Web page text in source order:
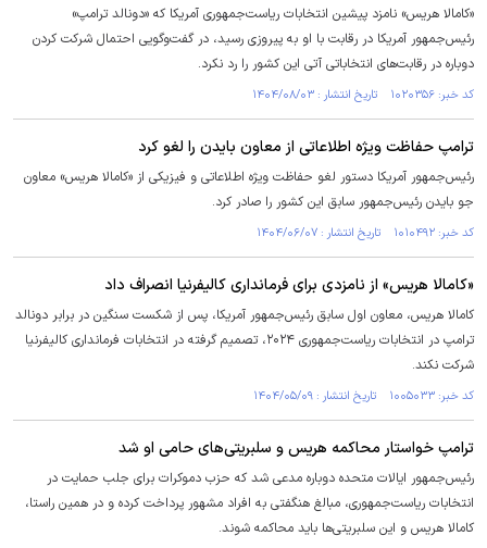
«کامالا هریس» نامزد پیشین انتخابات ریاست‌جمهوری آمریکا که «دونالد ترامپ»
رئیس‌جمهور آمریکا در رقابت با او به پیروزی رسید، در گفت‌وگویی احتمال شرکت کردن
دوباره در رقابت‌های انتخاباتی آتی این کشور را رد نکرد.
کد خبر: ۱۰۲۰۳۵۶ تاریخ انتشار : ۱۴۰۴/۰۸/۰۳
ترامپ حفاظت ویژه اطلاعاتی از معاون بایدن را لغو کرد
رئیس‌جمهور آمریکا دستور لغو حفاظت ویژه اطلاعاتی و فیزیکی از «کامالا هریس» معاون
جو بایدن رئیس‌جمهور سابق این کشور را صادر کرد.
کد خبر: ۱۰۱۰۴۹۲ تاریخ انتشار : ۱۴۰۴/۰۶/۰۷
«کامالا هریس» از نامزدی برای فرمانداری کالیفرنیا انصراف داد
کامالا هریس، معاون اول سابق رئیس‌جمهور آمریکا، پس از شکست سنگین در برابر دونالد
ترامپ در انتخابات ریاست‌جمهوری ۲۰۲۴، تصمیم گرفته در انتخابات فرمانداری کالیفرنیا
شرکت نکند.
کد خبر: ۱۰۰۵۰۳۳ تاریخ انتشار : ۱۴۰۴/۰۵/۰۹
ترامپ خواستار محاکمه هریس و سلبریتی‌های حامی او شد
رئیس‌جمهور ایالات متحده دوباره مدعی شد که حزب دموکرات برای جلب حمایت در
انتخابات ریاست‌جمهوری، مبالغ هنگفتی به افراد مشهور پرداخت کرده و در همین راستا،
کامالا هریس و این سلبریتی‌ها باید محاکمه شوند.